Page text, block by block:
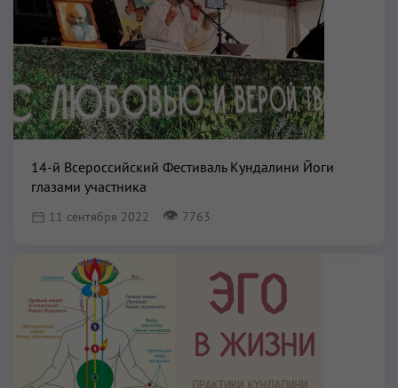
14-й Всероссийский Фестиваль Кундалини Йоги
глазами участника
11 сентября 2022 👁 7763